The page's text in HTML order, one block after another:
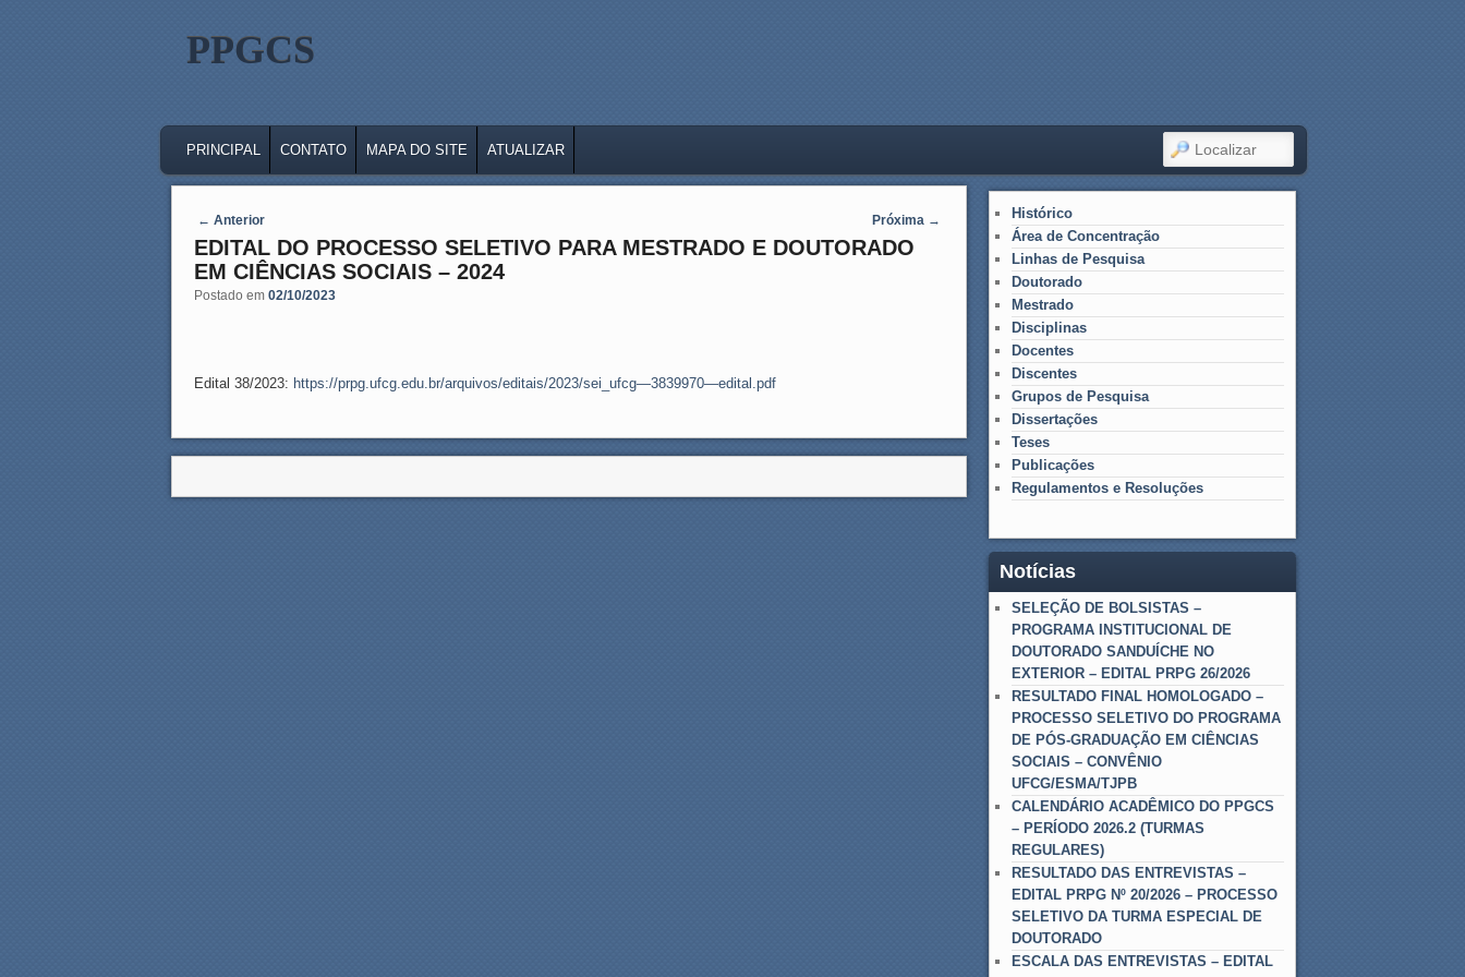
PPGCS
SKIP TO PRIMARY CONTENT
SKIP TO SECONDARY CONTENT
PRINCIPAL CONTATO MAPA DO SITE ATUALIZAR LOCALIZAR
Post navigation
← Anterior Próxima →
EDITAL DO PROCESSO SELETIVO PARA MESTRADO E DOUTORADO
EM CIÊNCIAS SOCIAIS – 2024
Postado em 02/10/2023
Edital 38/2023: https://prpg.ufcg.edu.br/arquivos/editais/2023/sei_ufcg—3839970—edital.pdf
Histórico
Área de Concentração
Linhas de Pesquisa
Doutorado
Mestrado
Disciplinas
Docentes
Discentes
Grupos de Pesquisa
Dissertações
Teses
Publicações
Regulamentos e Resoluções
Notícias
SELEÇÃO DE BOLSISTAS –
PROGRAMA INSTITUCIONAL DE
DOUTORADO SANDUÍCHE NO
EXTERIOR – EDITAL PRPG 26/2026
RESULTADO FINAL HOMOLOGADO –
PROCESSO SELETIVO DO PROGRAMA
DE PÓS-GRADUAÇÃO EM CIÊNCIAS
SOCIAIS – CONVÊNIO
UFCG/ESMA/TJPB
CALENDÁRIO ACADÊMICO DO PPGCS
– PERÍODO 2026.2 (TURMAS
REGULARES)
RESULTADO DAS ENTREVISTAS –
EDITAL PRPG Nº 20/2026 – PROCESSO
SELETIVO DA TURMA ESPECIAL DE
DOUTORADO
ESCALA DAS ENTREVISTAS – EDITAL